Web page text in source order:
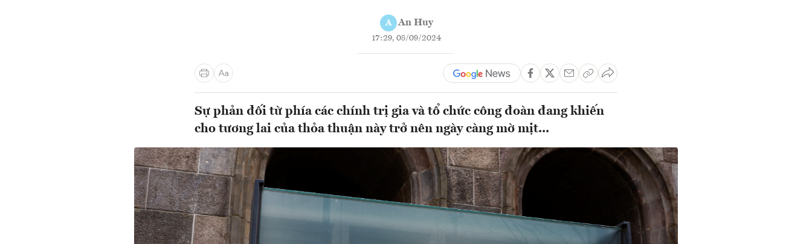
A An Huy
17:29, 08/09/2024
Sự phản đối từ phía các chính trị gia và tổ chức công đoàn đang khiến
cho tương lai của thỏa thuận này trở nên ngày càng mờ mịt...